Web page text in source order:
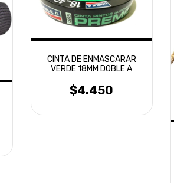
CINTA DE ENMASCARAR
VERDE 18MM DOBLE A
$4.450